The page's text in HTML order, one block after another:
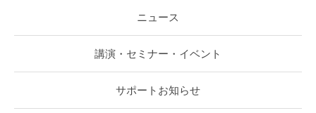
ニュース
講演・セミナー・イベント
サポートお知らせ